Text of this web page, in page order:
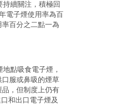
續關注，積極回
電子煙使用率為百
百分之二點一為
點吸食電子煙，
服或鼻吸的煙草
，但制度上仍有
和出口電子煙及